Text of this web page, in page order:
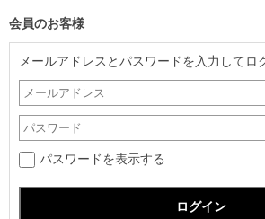
会員のお客様
メールアドレスとパスワードを入力してロ
パスワードを表示する